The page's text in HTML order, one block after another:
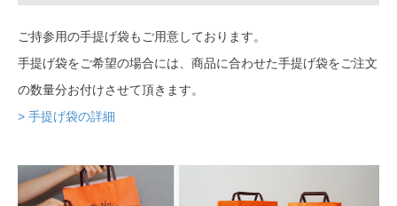
ご持参用の手提げ袋もご用意しております。
手提げ袋をご希望の場合には、商品に合わせた手提げ袋をご注文
の数量分お付けさせて頂きます。
> 手提げ袋の詳細